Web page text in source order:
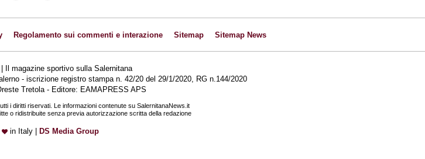
Regolamento sui commenti e interazione Sitemap Sitemap News
Il magazine sportivo sulla Salernitana
- iscrizione registro stampa n. 42/20 del 29/1/2020, RG n.144/2020
Tretola - Editore: EAMAPRESS APS
i diritti riservati. Le informazioni contenute su SalernitanaNews.it
o ridistribuite senza previa autorizzazione scritta della redazione
in Italy | DS Media Group